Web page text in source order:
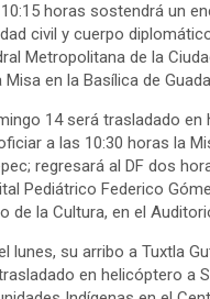
horas sostendrá un
civil y cuerpo
Metropolitana de la
Misa en la Basílica de
14 será trasladado
a las 10:30 horas la
regresará al DF dos
Pediátrico Federico
de la Cultura, en el
lunes, su arribo a Tuxtla
en helicóptero a